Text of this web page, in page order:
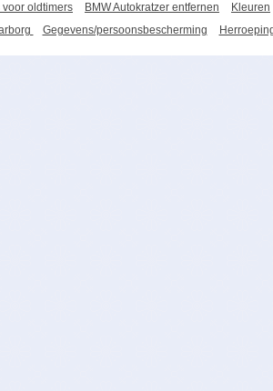
voor oldtimers BMW Autokratzer entfernen
Kleuren
Gegevens/persoonsbescherming